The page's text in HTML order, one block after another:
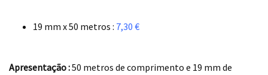
19 mm x 50 metros : 7,30 €
Apresentação :50 metros de comprimento e 19 mm de